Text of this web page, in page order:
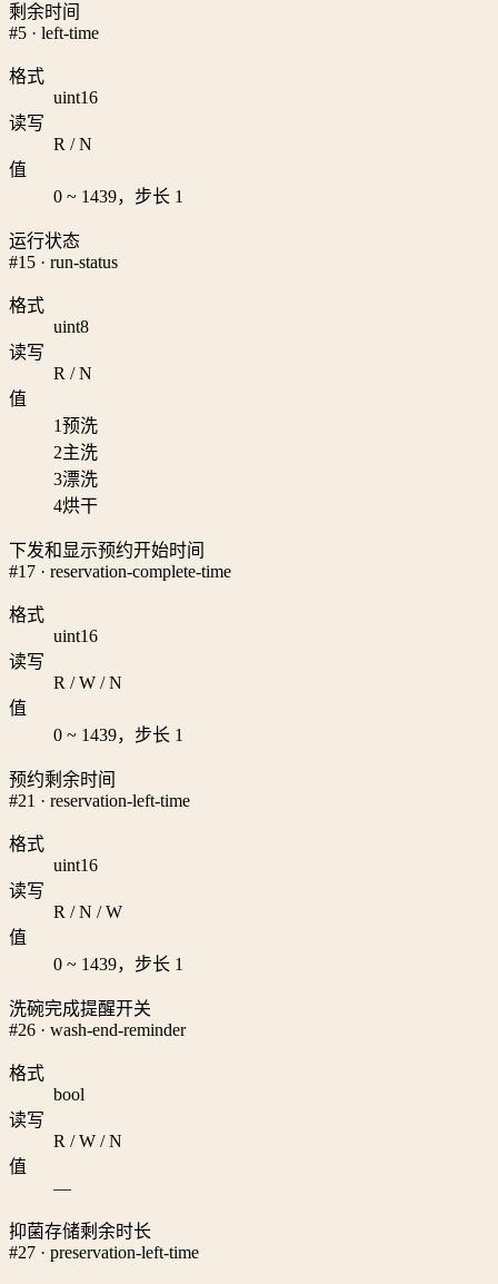
剩余时间
#5 · left-time
格式
uint16
读写
R / N
值
0 ~ 1439，步长 1
运行状态
#15 · run-status
格式
uint8
读写
R / N
值
1预洗
2主洗
3漂洗
4烘干
下发和显示预约开始时间
#17 · reservation-complete-time
格式
uint16
读写
R / W / N
值
0 ~ 1439，步长 1
预约剩余时间
#21 · reservation-left-time
格式
uint16
读写
R / N / W
值
0 ~ 1439，步长 1
洗碗完成提醒开关
#26 · wash-end-reminder
格式
bool
读写
R / W / N
值
—
抑菌存储剩余时长
#27 · preservation-left-time